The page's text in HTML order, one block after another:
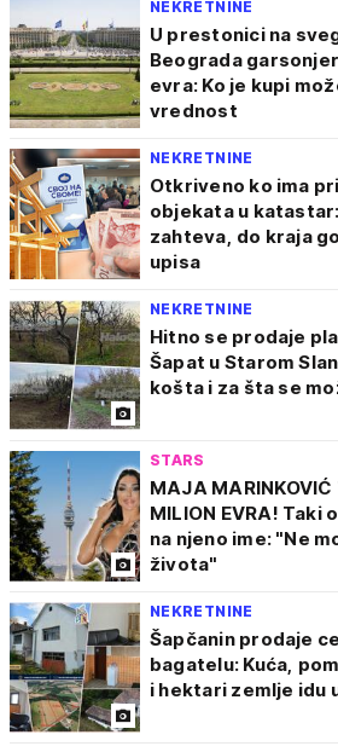
NEKRETNINE
U prestonici na
Beograda
evra: Ko je kupi
vrednost
NEKRETNINE
Otkriveno ko ima
objekata u
zahteva, do kraja
upisa
NEKRETNINE
Hitno se prodaje
Šapat u Starom
košta i za šta se
STARS
MAJA MARINKOVIĆ
MILION EVRA!
na njeno ime: "Ne
života"
NEKRETNINE
Šapčanin prodaje
bagatelu: Kuća,
i hektari zemlje idu